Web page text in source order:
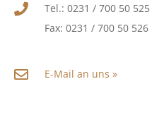
Tel.: 0231 / 700 50 525
Fax: 0231 / 700 50 526
E-Mail an uns »